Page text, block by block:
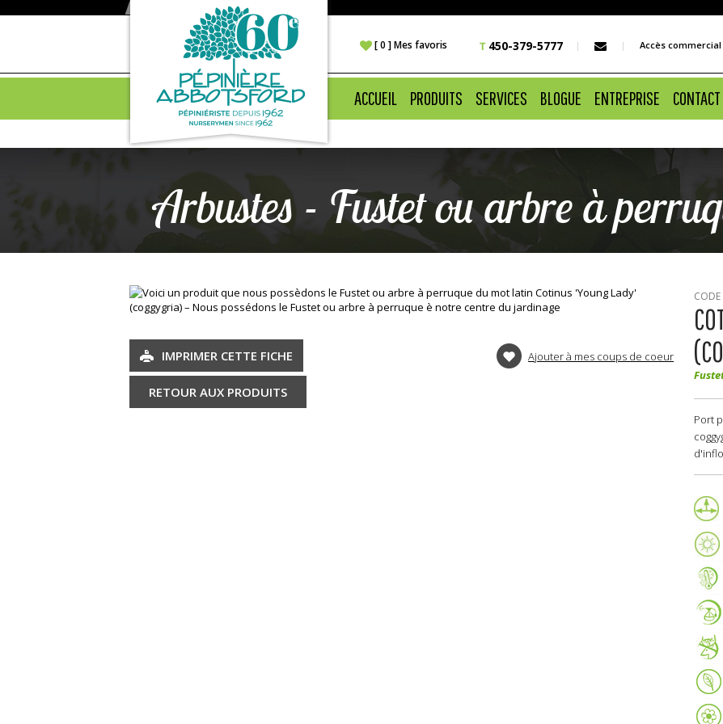
[ 0 ] Mes favoris 450-379-5777 Accès commercial
ACCUEIL PRODUITS SERVICES BLOGUE ENTREPRISE CONTACT
Arbustes - Fustet ou arbre à
IMPRIMER CETTE FICHE Ajouter à mes coups de coeur
RETOUR AUX PRODUITS
Port